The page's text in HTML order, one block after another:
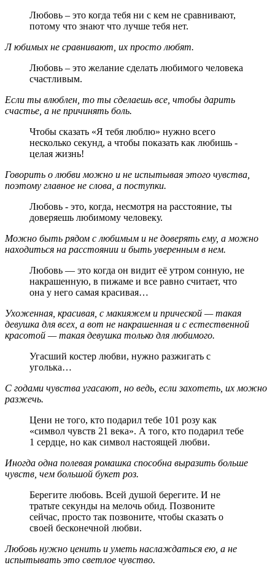
Любовь – это когда тебя ни с кем не сравнивают,
потому что знают что лучше тебя нет.
Любимых не сравнивают, их просто любят.
Любовь – это желание сделать любимого человека
счастливым.
Если ты влюблен, то ты сделаешь все, чтобы дарить
счастье, а не причинять боль.
Чтобы сказать «Я тебя люблю» нужно всего
несколько секунд, а чтобы показать как любишь -
целая жизнь!
Говорить о любви можно и не испытывая этого чувства,
поэтому главное не слова, а поступки.
Любовь - это, когда, несмотря на расстояние, ты
доверяешь любимому человеку.
Можно быть рядом с любимым и не доверять ему, а можно
находиться на расстоянии и быть уверенным в нем.
Любовь — это когда он видит её утром сонную, не
накрашенную, в пижаме и все равно считает, что
она у него самая красивая…
Ухоженная, красивая, с макияжем и прической — такая
девушка для всех, а вот не накрашенная и с естественной
красотой — такая девушка только для любимого.
Угасший костер любви, нужно разжигать с
уголька…
С годами чувства угасают, но ведь, если захотеть, их можно
разжечь.
Цени не того, кто подарил тебе 101 розу как
«символ чувств 21 века». А того, кто подарил тебе
1 сердце, но как символ настоящей любви.
Иногда одна полевая ромашка способна выразить больше
чувств, чем большой букет роз.
Берегите любовь. Всей душой берегите. И не
тратьте секунды на мелочь обид. Позвоните
сейчас, просто так позвоните, чтобы сказать о
своей бесконечной любви.
Любовь нужно ценить и уметь наслаждаться ею, а не
испытывать это светлое чувство.